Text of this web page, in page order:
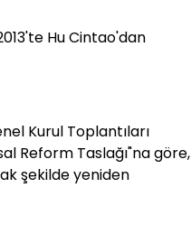
Hu Cintao'dan
Kurul Toplantıları
Reform Taslağı"na göre,
şekilde yeniden